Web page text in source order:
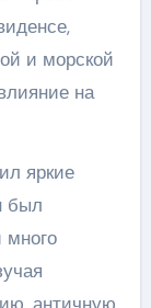
и морской
на
яркие
был